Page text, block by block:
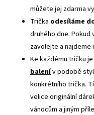
můžete jej zdarma
Trička odesíláme
druhého dne.
zavolejte a najdeme
Ke každému tričku
balenív podobě
konkrétního trička.
velice originální
vánocům a jiným